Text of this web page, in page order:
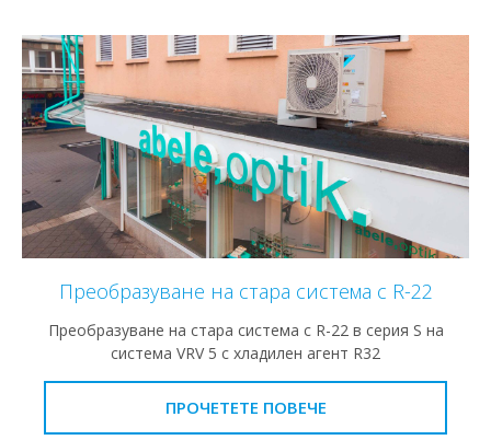
Преобразуване на стара система с R-22
Преобразуване на стара система с R-22 в серия S на
система VRV 5 с хладилен агент R32
ПРОЧЕТЕТЕ ПОВЕЧЕ